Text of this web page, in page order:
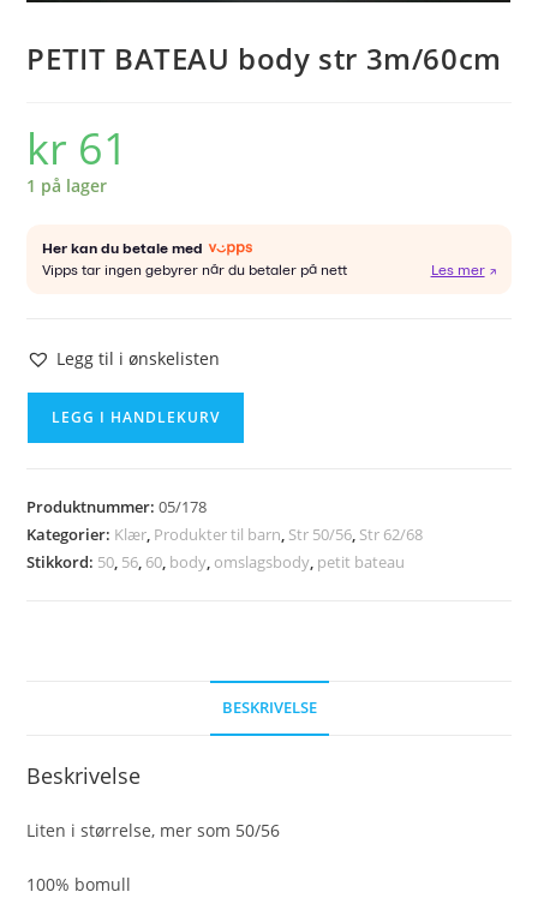
PETIT BATEAU body str 3m/60cm
kr 61
1 på lager
Legg til i ønskelisten
3m/60cm
antall
LEGG I HANDLEKURV
Produktnummer:05/178
Kategorier: Klær, Produkter til barn, Str 50/56, Str 62/68
Stikkord: 50, 56, 60, body, omslagsbody, petit bateau
BESKRIVELSE
Beskrivelse
Liten i størrelse, mer som 50/56
100% bomull